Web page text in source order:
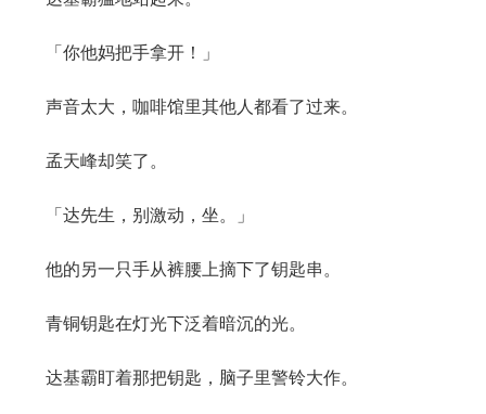
「你他妈把手拿开！」
声音太大，咖啡馆里其他人都看了过来。
孟天峰却笑了。
「达先生，别激动，坐。」
他的另一只手从裤腰上摘下了钥匙串。
青铜钥匙在灯光下泛着暗沉的光。
达基霸盯着那把钥匙，脑子里警铃大作。